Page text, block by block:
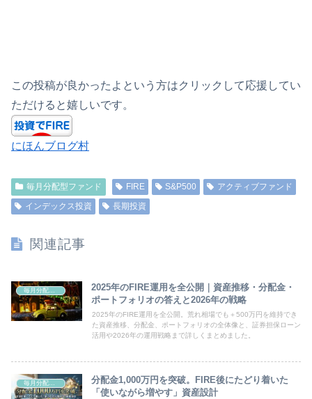
この投稿が良かったよという方はクリックして応援してい
ただけると嬉しいです。
にほんブログ村
毎月分配型ファンド FIRE S&P500
アクティブファンド
インデックス投資
長期投資
関連記事
毎月分配型ファンド
2025年のFIRE運用を全公開｜資産推移・分配金・
ポートフォリオの答えと2026年の戦略
2025年のFIRE運用を全公開。荒れ相場でも＋500万円を維持でき
た資産推移、分配金、ポートフォリオの全体像と、証券担保ローン
活用や2026年の運用戦略まで詳しくまとめました。
毎月分配型ファンド
分配金1,000万円を突破。FIRE後にたどり着いた
「使いながら増やす」資産設計